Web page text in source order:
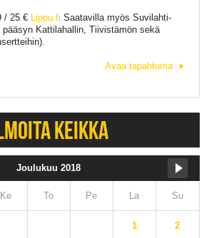
/ 25 € Lippu.fi Saatavilla myös Suvilahti-
pääsyn Kattilahallin, Tiivistämön sekä
Avaa tapahtuma
KEIKKA
Joulukuu 2018
Ke To Pe La Su
1 2